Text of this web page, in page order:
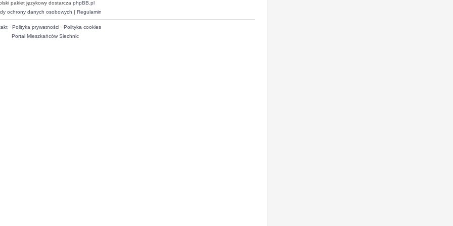
pakiet językowy dostarcza phpBB.pl
ochrony danych osobowych | Regulamin
· Polityka prywatności· Polityka cookies
Portal Mieszkańców Siechnic